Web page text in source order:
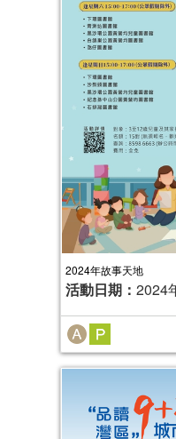
2024年故事天地
活動日期： 2024